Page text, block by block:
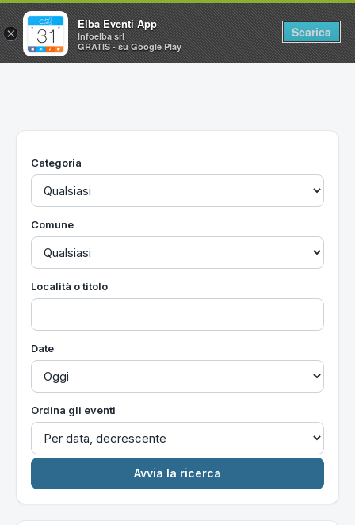
Home
Utilità
Categoria
Comune
Località o titolo
Date
Ordina gli eventi
×
Elba Eventi App
Infoelba srl
GRATIS - su Google Play
Scarica